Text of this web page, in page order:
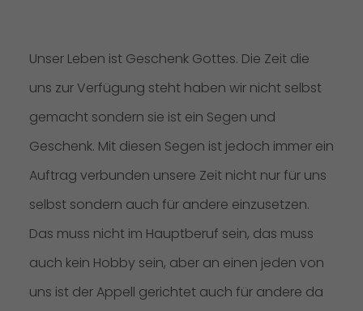
Unser Leben ist Geschenk Gottes. Die Zeit die
uns zur Verfügung steht haben wir nicht selbst
gemacht sondern sie ist ein Segen und
Geschenk. Mit diesen Segen ist jedoch immer ein
Auftrag verbunden unsere Zeit nicht nur für uns
selbst sondern auch für andere einzusetzen.
Das muss nicht im Hauptberuf sein, das muss
auch kein Hobby sein, aber an einen jeden von
uns ist der Appell gerichtet auch für andere da